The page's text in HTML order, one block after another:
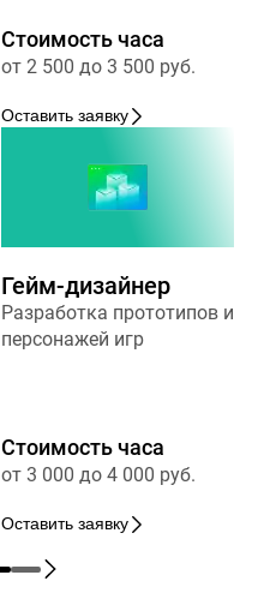
Стоимость часа
от 2 500 до 3 500 руб.
Оставить заявку
Гейм-дизайнер
Разработка прототипов и
персонажей игр
Стоимость часа
от 3 000 до 4 000 руб.
Оставить заявку